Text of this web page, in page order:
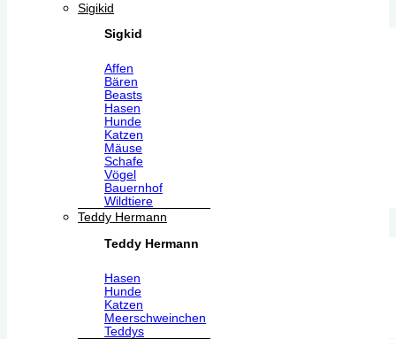
Sigikid
Sigkid
Affen
Bären
Beasts
Hasen
Hunde
Katzen
Mäuse
Schafe
Vögel
Bauernhof
Wildtiere
Teddy Hermann
Teddy Hermann
Hasen
Hunde
Katzen
Meerschweinchen
Teddys